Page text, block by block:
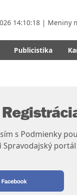
14:10:18 | Meniny
Publicistika
s Podmienky